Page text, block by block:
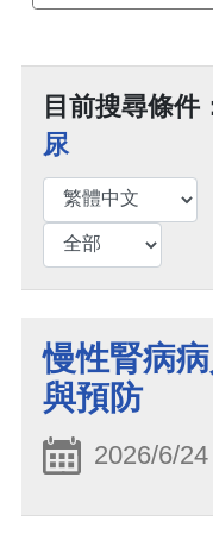
目前搜尋條件
尿
慢性腎病
與預防
2026/6/24